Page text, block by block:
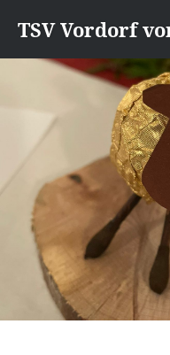
zumTSV Vordorf